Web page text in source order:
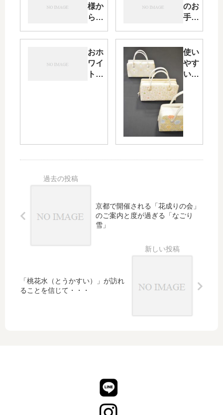
様か
らの
Ｓ・
着物
お手
入れ
のお
手入
「き
もの
を長
持ち
る保
管の
原則
５箇
条」
おホ
ワイ
トデ
み
使い
やす
い
おり
型」
フォ
ーマ
グ・
った
後の
スメ
京都で開催される「花成りの会」
のご案内と度が過ぎる「なごり
雪」
「桃花水（とうかすい）」が訪れ
ることを信じて・・・